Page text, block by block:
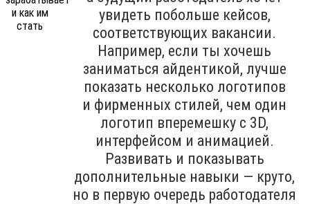
увидеть побольше кейсов,
соответствующих вакансии.
Например, если ты хочешь
заниматься айдентикой, лучше
показать несколько логотипов
и фирменных стилей, чем один
логотип вперемешку с 3D,
интерфейсом и анимацией.
Развивать и показывать
дополнительные навыки — круто,
но в первую очередь работодателя